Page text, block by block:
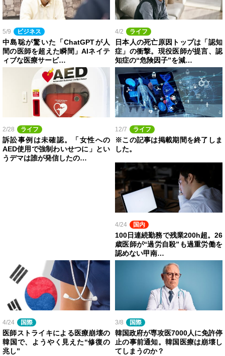
5/9 ビジネス
中島聡が驚いた「ChatGPTが人
間の医師を超えた瞬間」AIネイテ
ィブな医療サービ…
4/2 ライフ
日本人の死亡原因トップは「認知
症」の衝撃。現役医師が提言、認
知症の“危険因子”を減…
2/28 ライフ
訴訟事例は未確認。「女性への
AED使用で強制わいせつに」とい
うデマは誰が発信したの…
12/7 ライフ
※この記事は掲載期間を終了しま
した。
4/24 国内
100日連続勤務で残業200h超。26
歳医師が“過労自殺”も過重労働を
認めない甲南…
4/24 国際
医師ストライキによる医療崩壊の
韓国で、ようやく見えた“修復の
兆し”
3/8 国際
韓国政府が専攻医7000人に免許停
止の事前通知。韓国医療は崩壊し
てしまうのか？